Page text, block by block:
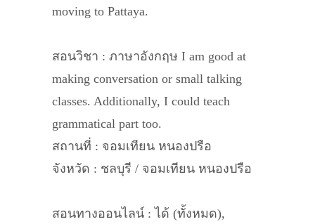
moving to Pattaya.
สอนวิชา : ภาษาอังกฤษ I am good at
making conversation or small talking
classes. Additionally, I could teach
grammatical part too.
สถานที่ : จอมเทียน หนองปรือ
จังหวัด : ชลบุรี / จอมเทียน หนองปรือ
สอนทางออนไลน์ : ได้ (ทั้งหมด),